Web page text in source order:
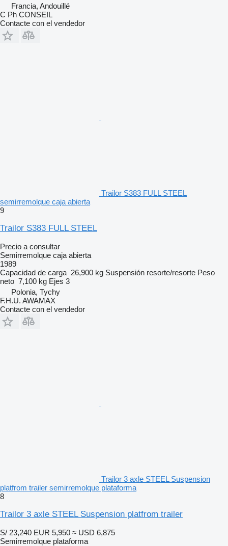
Francia, Andouillé
C Ph CONSEIL
Contacte con el vendedor
Trailor S383 FULL STEEL
semirremolque caja abierta
9
Trailor S383 FULL STEEL
Precio a consultar
Semirremolque caja abierta
1989
Capacidad de carga 26,900 kg Suspensión resorte/resorte Peso
neto 7,100 kg Ejes 3
Polonia, Tychy
F.H.U. AWAMAX
Contacte con el vendedor
Trailor 3 axle STEEL Suspension
platfrom trailer semirremolque plataforma
8
Trailor 3 axle STEEL Suspension platfrom trailer
S/ 23,240 EUR 5,950 ≈ USD 6,875
Semirremolque plataforma